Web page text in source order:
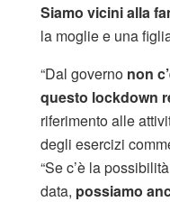
Siamo vicini alla
la moglie e una
“Dal governo non
questo lockdown
riferimento alle
degli esercizi
“Se c’è la
data, possiamo